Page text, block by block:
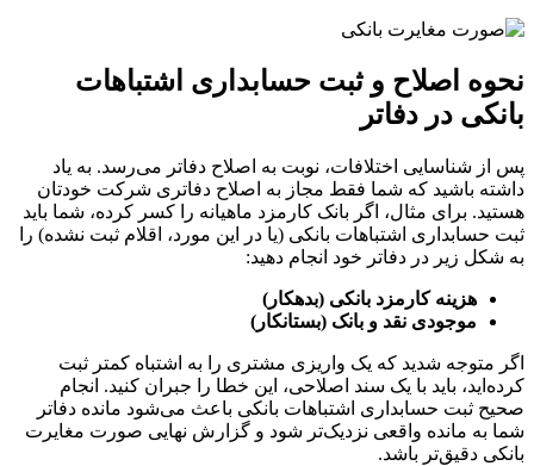
نحوه اصلاح و ثبت حسابداری اشتباهات
بانکی در دفاتر
پس از شناسایی اختلافات، نوبت به اصلاح دفاتر می‌رسد. به یاد
داشته باشید که شما فقط مجاز به اصلاح دفاتری شرکت خودتان
هستید. برای مثال، اگر بانک کارمزد ماهیانه را کسر کرده، شما باید
ثبت حسابداری اشتباهات بانکی (یا در این مورد، اقلام ثبت نشده) را
به شکل زیر در دفاتر خود انجام دهید:
هزینه کارمزد بانکی (بدهکار)
موجودی نقد و بانک (بستانکار)
اگر متوجه شدید که یک واریزی مشتری را به اشتباه کمتر ثبت
کرده‌اید، باید با یک سند اصلاحی، این خطا را جبران کنید. انجام
صحیح ثبت حسابداری اشتباهات بانکی باعث می‌شود مانده دفاتر
شما به مانده واقعی نزدیک‌تر شود و گزارش نهایی صورت مغایرت
بانکی دقیق‌تر باشد.